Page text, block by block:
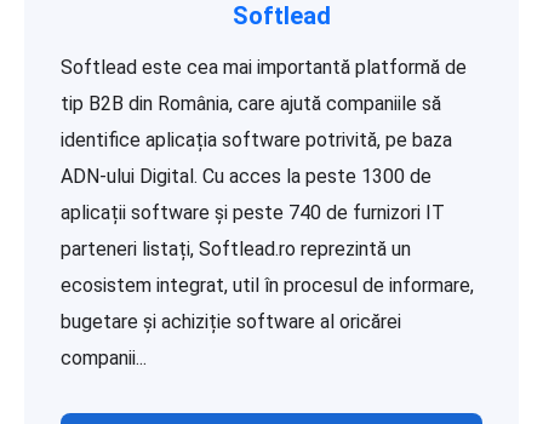
Softlead
Softlead este cea mai importantă platformă de
tip B2B din România, care ajută companiile să
identifice aplicația software potrivită, pe baza
ADN-ului Digital. Cu acces la peste 1300 de
aplicații software și peste 740 de furnizori IT
parteneri listați, Softlead.ro reprezintă un
ecosistem integrat, util în procesul de informare,
bugetare și achiziție software al oricărei
companii...